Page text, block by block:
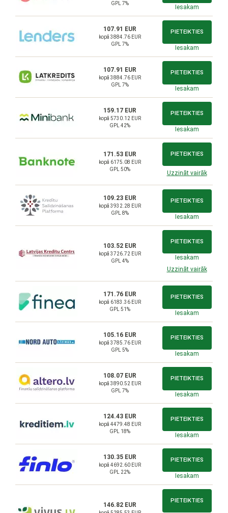
GPL 7%
Iesakam
107.91 EUR
kopā 3884.76 EUR
GPL 7%
PIETEIKTIES
Iesakam
107.91 EUR
kopā 3884.76 EUR
GPL 7%
PIETEIKTIES
Iesakam
159.17 EUR
kopā 5730.12 EUR
GPL 42%
PIETEIKTIES
Iesakam
171.53 EUR
kopā 6175.08 EUR
GPL 50%
PIETEIKTIES
Uzzināt vairāk
109.23 EUR
kopā 3932.28 EUR
GPL 8%
PIETEIKTIES
Iesakam
103.52 EUR
kopā 3726.72 EUR
GPL 4%
PIETEIKTIES
Iesakam
Uzzināt vairāk
171.76 EUR
kopā 6183.36 EUR
GPL 51%
PIETEIKTIES
Iesakam
105.16 EUR
kopā 3785.76 EUR
GPL 5%
PIETEIKTIES
Iesakam
108.07 EUR
kopā 3890.52 EUR
GPL 7%
PIETEIKTIES
Iesakam
124.43 EUR
kopā 4479.48 EUR
GPL 18%
PIETEIKTIES
Iesakam
130.35 EUR
kopā 4692.60 EUR
GPL 22%
PIETEIKTIES
Iesakam
146.82 EUR
PIETEIKTIES